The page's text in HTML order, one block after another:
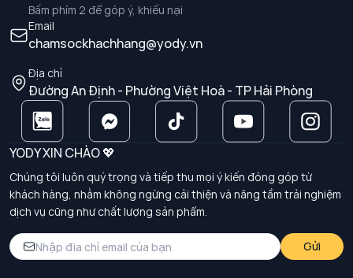
Bấm phím 2 để góp ý, khiếu nại
Email
chamsockhachhang@yody.vn
Địa chỉ
Đường An Định - Phường Việt Hoà - TP Hải Phòng
YODY XIN CHÀO 💖
Chúng tôi luôn quý trọng và tiếp thu mọi ý kiến đóng góp từ
khách hàng, nhằm không ngừng cải thiện và nâng tầm trải nghiệm
dịch vụ cũng như chất lượng sản phẩm.
Gửi